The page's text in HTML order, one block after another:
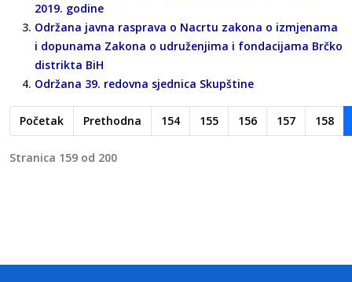
2019. godine
Održana javna rasprava o Nacrtu zakona o izmjenama
i dopunama Zakona o udruženjima i fondacijama Brčko
distrikta BiH
Održana 39. redovna sjednica Skupštine
Početak Prethodna 154 155 156 157 158
Stranica 159 od 200